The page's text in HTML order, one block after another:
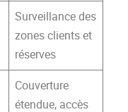
Surveillance des
zones clients et
réserves
Couverture
étendue, accès